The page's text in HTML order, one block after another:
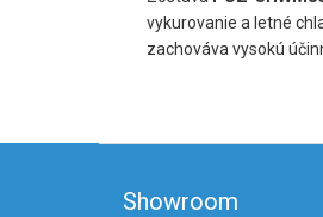
vykurovanie a letné
zachováva vysokú
Showroom